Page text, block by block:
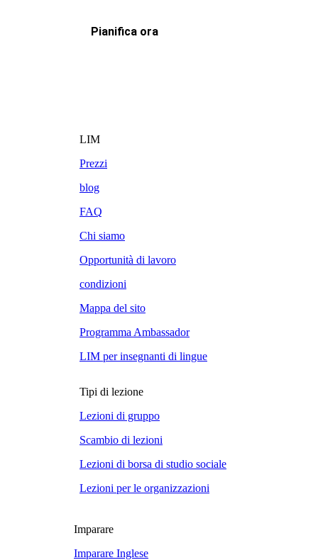
Pianifica ora
LIM
Prezzi
blog
FAQ
Chi siamo
Opportunità di lavoro
condizioni
Mappa del sito
Programma Ambassador
LIM per insegnanti di lingue
Tipi di lezione
Lezioni di gruppo
Scambio di lezioni
Lezioni di borsa di studio sociale
Lezioni per le organizzazioni
Imparare
Imparare Inglese